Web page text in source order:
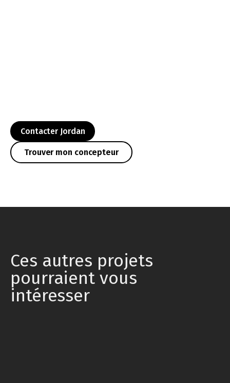
Contacter Jordan
Trouver mon concepteur
Ces autres projets
pourraient vous
intéresser